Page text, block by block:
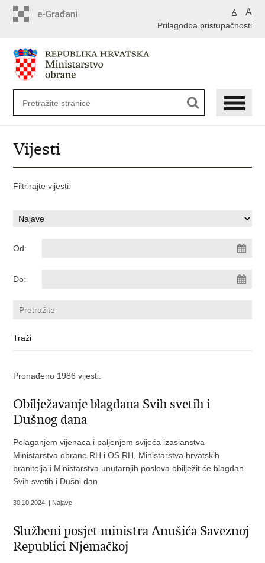
A A
Prilagodba pristupačnosti
Vijesti
Filtrirajte vijesti:
Od:
Do:
Pronađeno 1986 vijesti.
Obilježavanje blagdana Svih svetih i
Dušnog dana
Polaganjem vijenaca i paljenjem svijeća izaslanstva
Ministarstva obrane RH i OS RH, Ministarstva hrvatskih
branitelja i Ministarstva unutarnjih poslova obilježit će blagdan
Svih svetih i Dušni dan
30.10.2024. | Najave
Službeni posjet ministra Anušića Saveznoj
Republici Njemačkoj